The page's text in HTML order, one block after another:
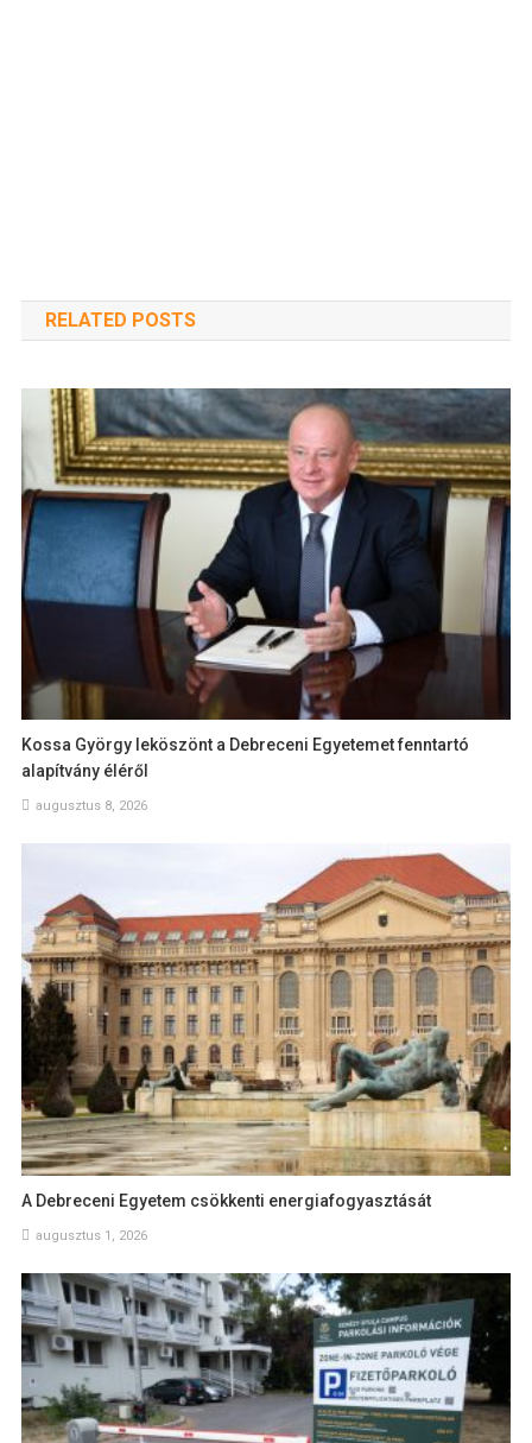
RELATED POSTS
Kossa György leköszönt a Debreceni Egyetemet fenntartó
alapítvány éléről
augusztus 8, 2026
A Debreceni Egyetem csökkenti energiafogyasztását
augusztus 1, 2026